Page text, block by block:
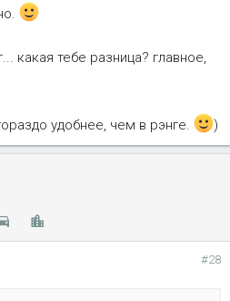
какая тебе разница? главное,
удобнее, чем в рэнге. )
#28